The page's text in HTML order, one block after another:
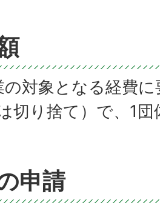
の対象となる経費
切り捨て）で、1
申請